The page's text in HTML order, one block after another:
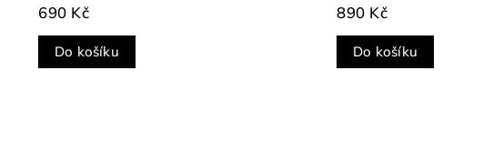
690 Kč
Do košíku
890 Kč
Do košíku